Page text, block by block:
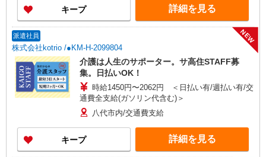
キープ 詳細を見る
派遣社員
株式会社kotrio /●KM-H-2099804
NEW
介護は人生のサポーター。サ高住STAFF募
集。日払いOK！
時給1450円〜2062円 ＜日払い有/週払い有/交
通費全支給(ガソリン代含む)＞
八代市内/交通費支給
キープ 詳細を見る